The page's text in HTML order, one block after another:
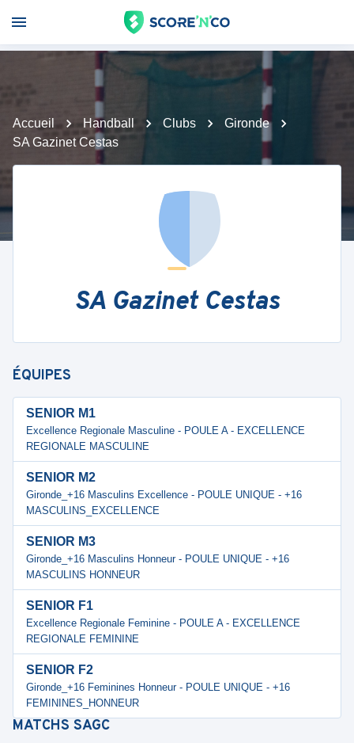
Accueil Handball Clubs
Gironde
SA Gazinet Cestas
SA Gazinet Cestas
ÉQUIPES
SENIOR M1
Excellence Regionale Masculine - POULE A - EXCELLENCE
REGIONALE MASCULINE
SENIOR M2
Gironde_+16 Masculins Excellence - POULE UNIQUE - +16
MASCULINS_EXCELLENCE
SENIOR M3
Gironde_+16 Masculins Honneur - POULE UNIQUE - +16
MASCULINS HONNEUR
SENIOR F1
Excellence Regionale Feminine - POULE A - EXCELLENCE
REGIONALE FEMININE
SENIOR F2
Gironde_+16 Feminines Honneur - POULE UNIQUE - +16
FEMININES_HONNEUR
MATCHS SAGC